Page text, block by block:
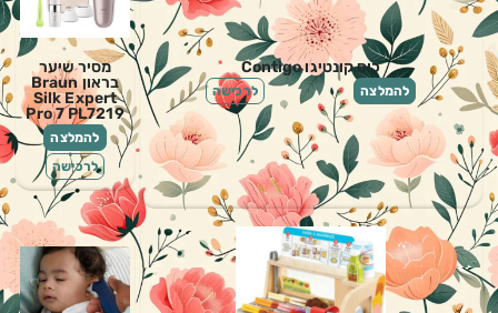
כוס קונטיגו Contigo
להמלצה לרכישה
מסיר שיער
בראון Braun
Silk Expert
Pro 7 PL7219
להמלצה
לרכישה